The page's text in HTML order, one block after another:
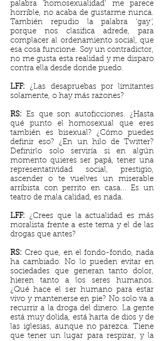
palabra ‘homosexualidad’ me parece
horrible, no acaba de gustarme nunca.
También repudio la palabra ‘gay’,
porque nos clasifica adrede, para
complacer al ordenamiento social, que
esa cosa funcione. Soy un contradictor,
no me gusta esta realidad y me disparo
contra ella desde donde puedo.
LFF: ¿Las desapruebas por limitantes
solamente, o hay más razones?
RS:Es que son autoficciones. ¿Hasta
qué punto el homosexual que eres
también es bisexual? ¿Cómo puedes
definir eso? ¿En un hilo de Twitter?
Definirlo solo serviría si en algún
momento quieres ser papá, tener una
representatividad social, prestigio,
ascender o te vuelves un miserable
arribista con perrito en casa... Es un
teatro de mala calidad, es nada.
LFF: ¿Crees que la actualidad es más
moralista frente a este tema y el de las
drogas que antes?
RS: Creo que, en el fondo-fondo, nada
ha cambiado. No lo pueden evitar en
sociedades que generan tanto dolor,
hieren tanto a los seres humanos.
¿Qué hace el ser humano para estar
vivo y mantenerse en pie? No solo va a
recurrir a la droga del dinero. La gente
está muy dolida, está harta de dios y de
las iglesias, aunque no parezca. Tiene
que tener un lugar para respirar, y la